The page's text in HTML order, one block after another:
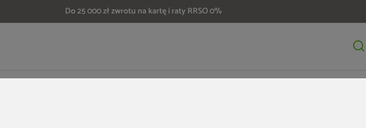
Do 25 000 zł zwrotu na kartę i raty RRSO 0%
119 zł